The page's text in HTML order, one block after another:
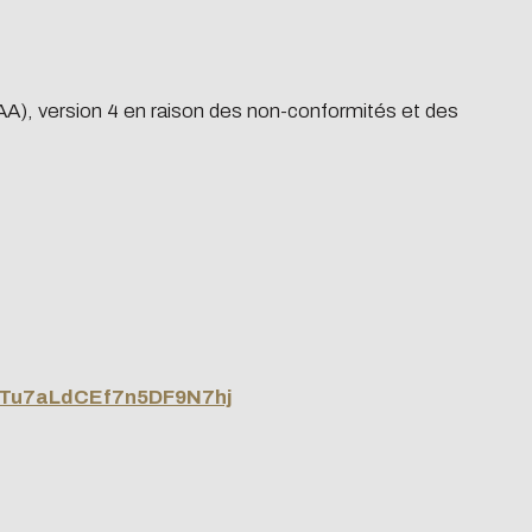
version 4 en raison des non-conformités et des